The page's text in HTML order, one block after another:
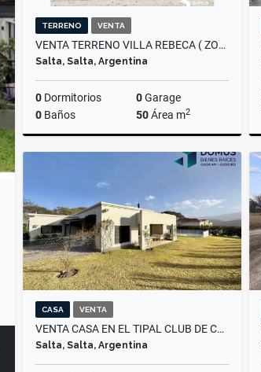
TERRENO VENTA
VENTA TERRENO VILLA REBECA ( ZONA AXION )
Salta, Salta, Argentina
0 Dormitorios 0Garage
0 Baños 50Área m2
Venta
CASA VENTA
VENTA CASA EN EL TIPAL CLUB DE CAMPO
Salta, Salta, Argentina